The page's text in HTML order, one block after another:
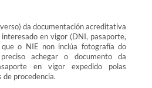
da documentación acreditativa
en vigor (DNI, pasaporte,
o NIE non inclúa fotografía do
achegar o documento da
en vigor expedido polas
de procedencia.